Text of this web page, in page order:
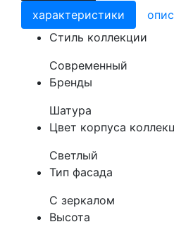
характеристики
Cтиль коллекции
Современный
Бренды
Шатура
Цвет корпуса
Светлый
Тип фасада
С зеркалом
Высота